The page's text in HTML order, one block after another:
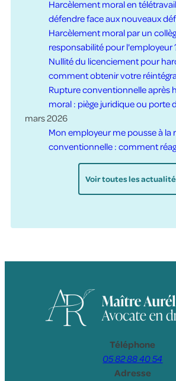
Harcèlement moral en
défendre face aux nouveaux
Harcèlement moral par un
responsabilité pour l'employeur
Nullité du licenciement pour
comment obtenir votre
Rupture conventionnelle après
moral : piège juridique ou porte
mars 2026
Mon employeur me pousse à la
conventionnelle : comment
Voir toutes les
Téléphone
05 82 88 40 54
Adresse